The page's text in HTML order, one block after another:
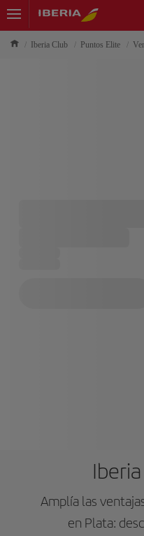
Iberia Club Puntos Elite
Amplía las
en Plata: